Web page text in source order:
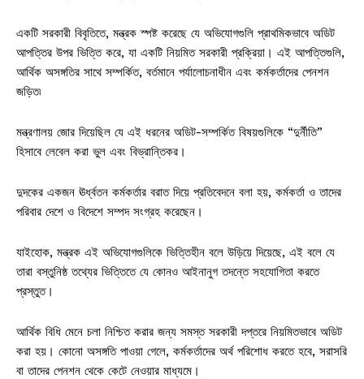
একটি সরকারী বিবৃতিতে, মন্ত্রক স্পষ্ট করেছে যে অভিযোগগুলি প্রাথমিকভাবে অডিট
আপত্তির উপর ভিত্তি করে, যা একটি নিয়মিত সরকারী প্রক্রিয়া। এই আপত্তিগুলি,
আর্থিক অসঙ্গতির সাথে সম্পর্কিত, বর্তমানে পর্যালোচনাধীন এবং কর্মকর্তাদের পেনশন
জড়িত৷
মন্ত্রণালয় জোর দিয়েছিল যে এই ধরনের অডিট-সম্পর্কিত বিষয়গুলিকে “দুর্নীতি”
হিসাবে লেবেল করা ভুল এবং বিভ্রান্তিকর।
দুদকের একজন ঊর্ধ্বতন কর্মকর্তার বরাত দিয়ে প্রতিবেদনে বলা হয়, কর্মকর্তা ও তাদের
পরিবার দেশে ও বিদেশে সম্পদ সংগ্রহ করেছেন।
যাইহোক, মন্ত্রক এই অভিযোগগুলিকে ভিত্তিহীন বলে উড়িয়ে দিয়েছে, এই বলে যে
তারা বস্তুনিষ্ঠ তথ্যের ভিত্তিতে যে কোনও আইনানুগ তদন্তে সহযোগিতা করতে
প্রস্তুত।
আর্থিক বিধি মেনে চলা নিশ্চিত করার জন্য সমস্ত সরকারী দপ্তরে নিয়মিতভাবে অডিট
করা হয়। কোনো অসঙ্গতি পাওয়া গেলে, কর্মকর্তাদের অর্থ পরিশোধ করতে হবে, সরাসরি
বা তাদের পেনশন থেকে কেটে নেওয়ার মাধ্যমে।